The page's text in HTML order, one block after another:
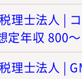
理士法人 |
定年収 800
理士法人 |